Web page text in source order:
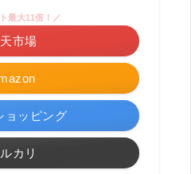
最大11倍！／
市場
ョッピング
カリ